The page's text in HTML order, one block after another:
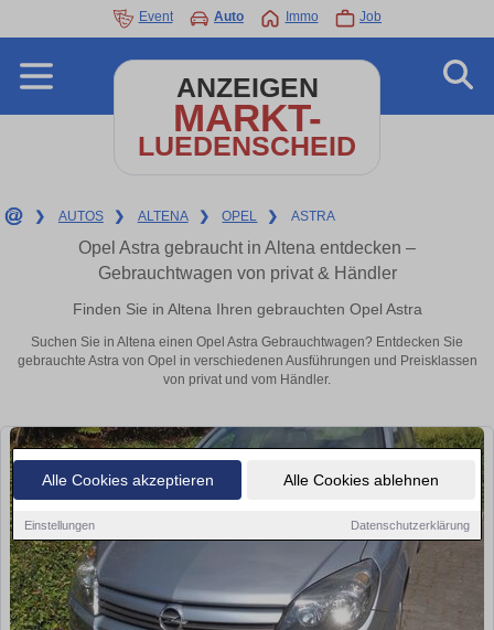
Alle Cookies akzeptieren Alle Cookies ablehnen
Einstellungen Datenschutzerklärung
Event Auto Immo Job
ANZEIGEN
MARKT-
LUEDENSCHEID
❯ AUTOS ❯ ALTENA ❯ OPEL ❯ ASTRA
Opel Astra gebraucht in Altena entdecken –
Gebrauchtwagen von privat & Händler
Finden Sie in Altena Ihren gebrauchten Opel Astra
Suchen Sie in Altena einen Opel Astra Gebrauchtwagen? Entdecken Sie
gebrauchte Astra von Opel in verschiedenen Ausführungen und Preisklassen
von privat und vom Händler.